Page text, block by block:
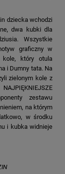
dziecka wchodzi
dwa kubki dla
Wszystkie
graficzny w
który otula
i Dumny tata. Na
zielonym kole z
zestawu
na którym
w środku
i kubka widnieje